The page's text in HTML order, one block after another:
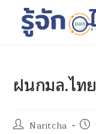
ฝนกมล.ไทย
Naritcha